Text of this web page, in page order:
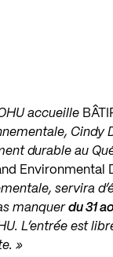
accueille
Cindy
durable au
Environmental
servira
manquerdu 31
L’entrée est
»